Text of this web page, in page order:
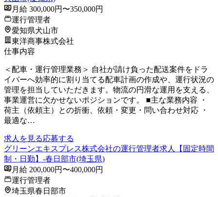
月給 300,000円〜350,000円
運行管理者
愛知県犬山市
東洋商事株式会社
仕事内容
＜配車・運行管理業務＞ 自社が請け負った配送案件をドラ
イバーへ効率的に割り当てる配車計画の作成や、運行状況の
管理を担当していただきます。物流の円滑な運用を支える、
事業運営に欠かせないポジションです。 ■主な業務内容 ・
荷主（依頼主）との折衝、依頼・変更・問い合わせ対応 ・
最適な…
求人を見る応募する
グリーンエキスプレス株式会社の運行管理者求人【固定時間
制・日勤】-春日部市(埼玉県)
月給 200,000円〜400,000円
運行管理者
埼玉県春日部市